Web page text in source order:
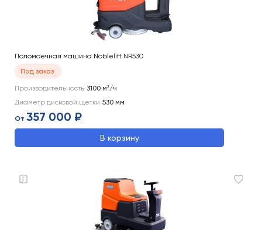
Поломоечная машина Noblelift NR530
Под заказ
Производительность 3100 м²/ч
Диаметр дисковой щетки 530 мм
От 357 000 ₽
В корзину